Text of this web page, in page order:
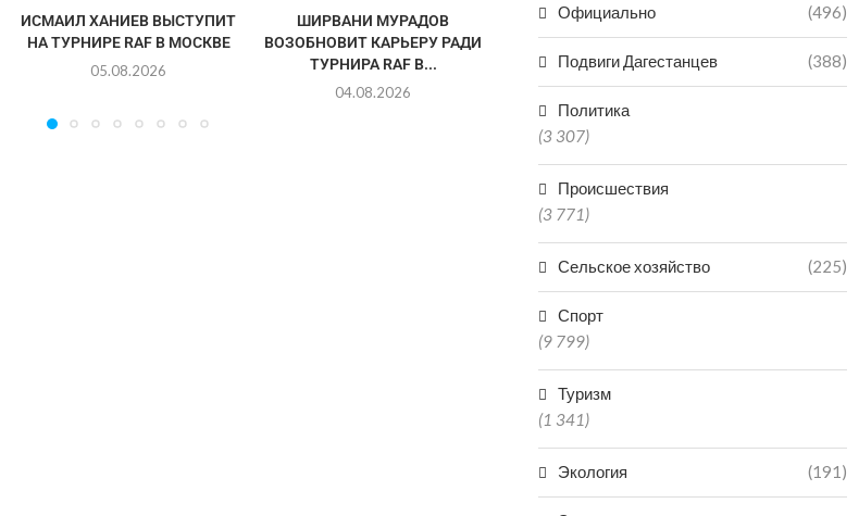
ИСМАИЛ ХАНИЕВ ВЫСТУПИТ
НА ТУРНИРЕ RAF В МОСКВЕ
05.08.2026
ШИРВАНИ МУРАДОВ
ВОЗОБНОВИТ КАРЬЕРУ РАДИ
ТУРНИРА RAF В...
04.08.2026
МАГОМЕД КУРБАНАЛИЕВ
РАЗДЕЛИТ КОВЕР С
ЛЕГЕНДАРНЫМ ДЖОРДАНОМ
БАРРОУЗОМ
04.08.2026
ВТОРАЯ
Официально (496)
Подвиги Дагестанцев (388)
Политика
(3 307)
Происшествия
(3 771)
Сельское хозяйство (225)
Спорт
(9 799)
Туризм
(1 341)
Экология (191)